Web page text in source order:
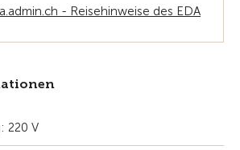
- Reisehinweise des EDA
220 V